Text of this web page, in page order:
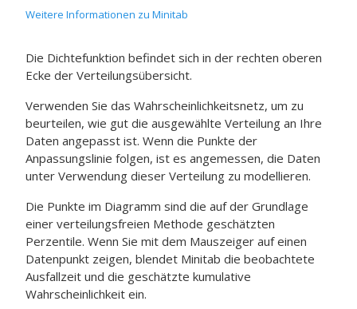
Weitere Informationen zu Minitab
Die Dichtefunktion befindet sich in der rechten oberen
Ecke der Verteilungsübersicht.
Verwenden Sie das Wahrscheinlichkeitsnetz, um zu
beurteilen, wie gut die ausgewählte Verteilung an Ihre
Daten angepasst ist. Wenn die Punkte der
Anpassungslinie folgen, ist es angemessen, die Daten
unter Verwendung dieser Verteilung zu modellieren.
Die Punkte im Diagramm sind die auf der Grundlage
einer verteilungsfreien Methode geschätzten
Perzentile. Wenn Sie mit dem Mauszeiger auf einen
Datenpunkt zeigen, blendet Minitab die beobachtete
Ausfallzeit und die geschätzte kumulative
Wahrscheinlichkeit ein.